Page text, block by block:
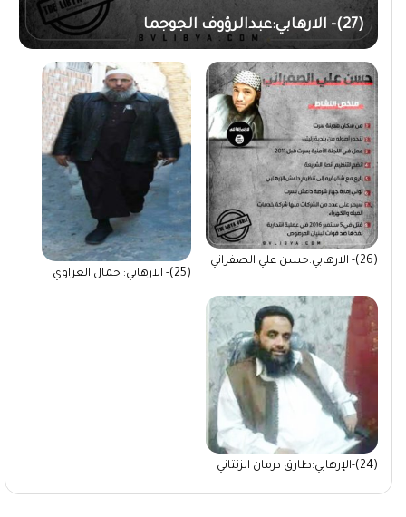
(27)- الارهابي:عبدالرؤوف الجوجما
(26)- الارهابي:حسن علي الصفراني
(25)- الارهابي: جمال الغزاوي
(24)-الإرهابي:طارق درمان الزنتاني